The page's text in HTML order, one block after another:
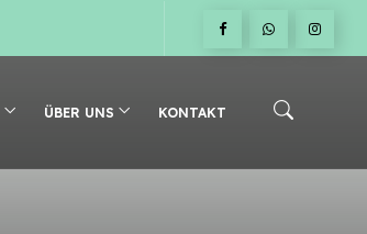
ÜBER UNS KONTAKT